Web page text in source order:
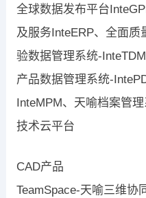
全球数据发布平台
及服务InteERP、全面
验数据管理系统-
产品数据管理系统-
InteMPM、天喻档案管
技术云平台
CAD产品
TeamSpace-天喻三维协